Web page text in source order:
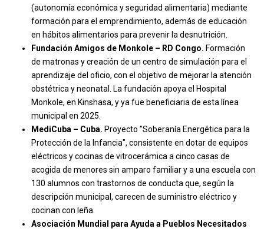
(autonomía económica y seguridad alimentaria) mediante
formación para el emprendimiento, además de educación
en hábitos alimentarios para prevenir la desnutrición.
Fundación Amigos de Monkole – RD Congo. Formación
de matronas y creación de un centro de simulación para el
aprendizaje del oficio, con el objetivo de mejorar la atención
obstétrica y neonatal. La fundación apoya el Hospital
Monkole, en Kinshasa, y ya fue beneficiaria de esta línea
municipal en 2025.
MediCuba – Cuba. Proyecto "Soberanía Energética para la
Protección de la Infancia", consistente en dotar de equipos
eléctricos y cocinas de vitrocerámica a cinco casas de
acogida de menores sin amparo familiar y a una escuela con
130 alumnos con trastornos de conducta que, según la
descripción municipal, carecen de suministro eléctrico y
cocinan con leña.
Asociación Mundial para Ayuda a Pueblos Necesitados